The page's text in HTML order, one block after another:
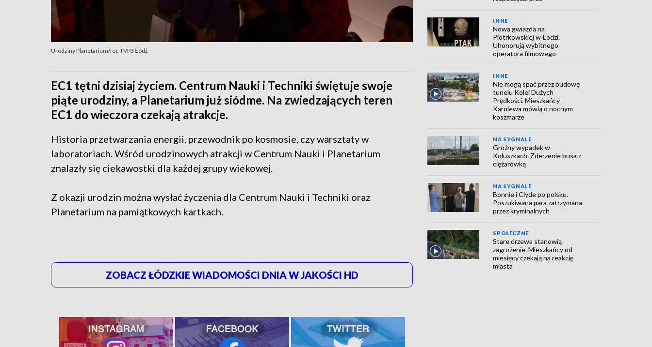
Urodziny Planetarium/fot. TVP3 Łódź
EC1 tętni dzisiaj życiem. Centrum Nauki i Techniki świętuje swoje
piąte urodziny, a Planetarium już siódme. Na zwiedzających teren
EC1 do wieczora czekają atrakcje.
Historia przetwarzania energii, przewodnik po kosmosie, czy warsztaty w
laboratoriach. Wśród urodzinowych atrakcji w Centrum Nauki i Planetarium
znalazły się ciekawostki dla każdej grupy wiekowej.
Z okazji urodzin można wysłać życzenia dla Centrum Nauki i Techniki oraz
Planetarium na pamiątkowych kartkach.
ZOBACZ ŁÓDZKIE WIADOMOŚCI DNIA W JAKOŚCI HD
INNE
Nowa gwiazda na
Piotrkowskiej w Łodzi.
Uhonorują wybitnego
operatora filmowego
INNE
Nie mogą spać przez budowę
tunelu Kolei Dużych
Prędkości. Mieszkańcy
Karolewa mówią o nocnym
koszmarze
NA SYGNALE
Groźny wypadek w
Koluszkach. Zderzenie busa z
ciężarówką
NA SYGNALE
Bonnie i Clyde po polsku.
Poszukiwana para zatrzymana
przez kryminalnych
SPOŁECZNE
Stare drzewa stanowią
zagrożenie. Mieszkańcy od
miesięcy czekają na reakcję
miasta